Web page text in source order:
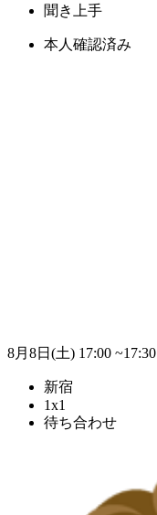
聞き上手
本人確認済み
8月8日(土) 17:00 ~17:30
新宿
1x1
待ち合わせ